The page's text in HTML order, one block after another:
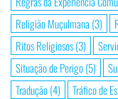
Religião Muçulmana (3)
Ritos Religiosos(3)
Situação de Perigo(5)
Tradução(4) Tráfico de